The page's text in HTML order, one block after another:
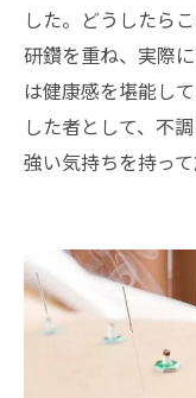
した。どうしたら
研鑽を重ね、実際
は健康感を堪能し
した者として、不
強い気持ちを持って